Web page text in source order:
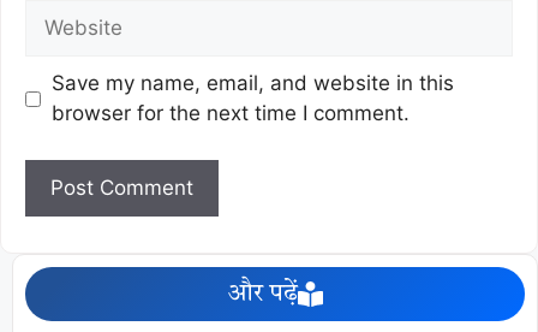
Save my name, email, and website in this
browser for the next time I comment.
और पढ़ें